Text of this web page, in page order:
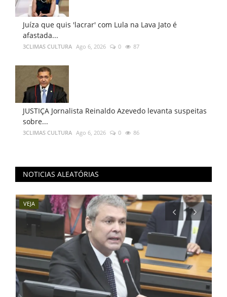
Juíza que quis 'lacrar' com Lula na Lava Jato é
afastada...
3CLIMAS CULTURA Ago 6, 2026 0 87
JUSTIÇA Jornalista Reinaldo Azevedo levanta suspeitas
sobre...
3CLIMAS CULTURA Ago 6, 2026 0 86
NOTICIAS ALEATÓRIAS
VEJA